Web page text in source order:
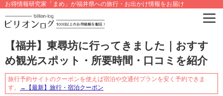
お得情報研究家「まめ」が福井県への旅行・お出かけ情報をお届け
【福井】東尋坊に行ってきました｜おすす
め観光スポット・所要時間・口コミを紹介
旅行予約サイトのクーポンを使えば宿泊や交通付プランを安く予約できま
す。
→【最新】旅行・宿泊クーポン